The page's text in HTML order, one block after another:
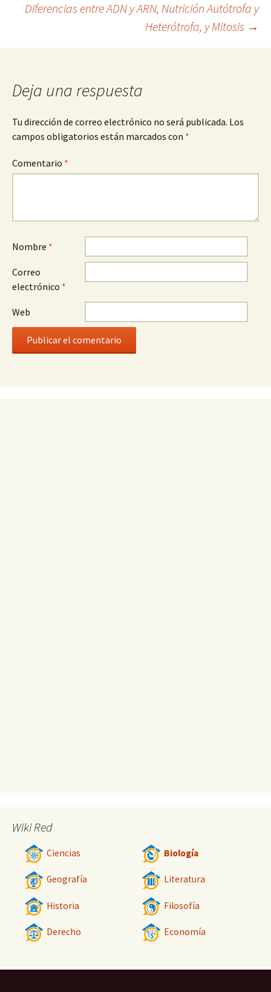
de
entradas
Diferencias entre ADN y ARN, Nutrición Autótrofa y
Heterótrofa, y Mitosis →
Deja una respuesta
Tu dirección de correo electrónico no será publicada. Los
campos obligatorios están marcados con *
Comentario *
Nombre *
Correo
electrónico *
Web
Wiki Red
Ciencias Biología
Geografía Literatura
Historia Filosofía
Derecho Economía